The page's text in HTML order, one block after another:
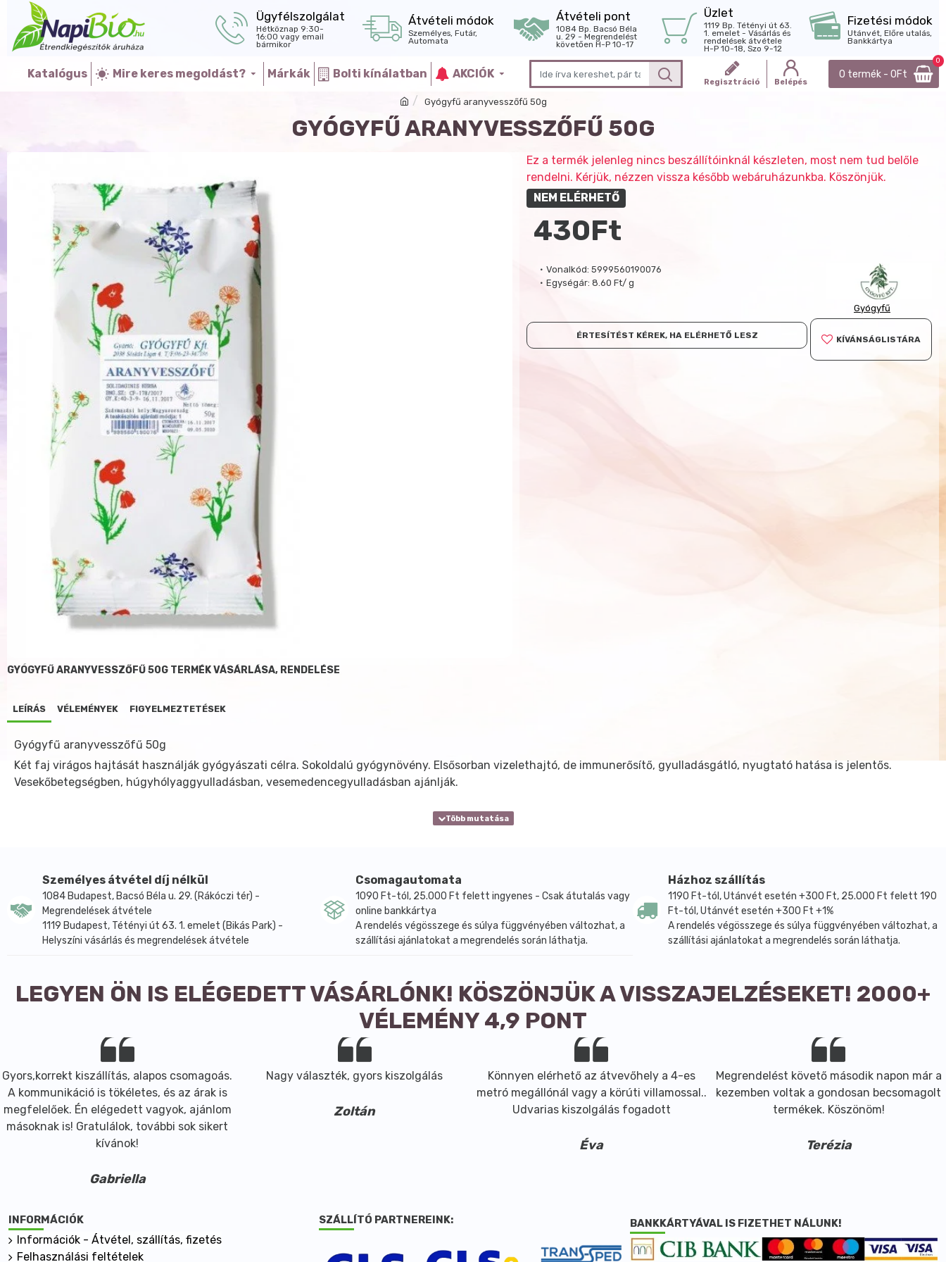
Ügyfélszolgálat
Hétköznap 9:30-
16:00 vagy email
bármikor
Átvételi módok
Személyes, Futár,
Automata
Átvételi pont
1084 Bp. Bacsó Béla
u. 29 - Megrendelést
követően H-P 10-17
Üzlet
1119 Bp. Tétényi út 63.
1. emelet - Vásárlás és
rendelések átvétele
H-P 10-18, Szo 9-12
Fizetési módok
Utánvét, Előre utalás,
Bankkártya
Katalógus Mire keres megoldást? Márkák Bolti kínálatban AKCIÓK
Regisztráció Belépés
0 termék - 0Ft
0
Gyógyfű aranyvesszőfű 50g
GYÓGYFŰ ARANYVESSZŐFŰ 50G
Ez a termék jelenleg nincs beszállítóinknál készleten, most nem tud belőle
rendelni. Kérjük, nézzen vissza később webáruházunkba. Köszönjük.
Vonalkód: 5999560190076
Egységár: 8.60 Ft/ g
Gyógyfű
NEM ELÉRHETŐ
430Ft
ÉRTESÍTÉST KÉREK, HA ELÉRHETŐ LESZ KÍVÁNSÁGLISTÁRA
GYÓGYFŰ ARANYVESSZŐFŰ 50G TERMÉK VÁSÁRLÁSA, RENDELÉSE
LEÍRÁS VÉLEMÉNYEK FIGYELMEZTETÉSEK
Gyógyfű aranyvesszőfű 50g
Két faj virágos hajtását használják gyógyászati célra. Sokoldalú gyógynövény. Elsősorban vizelethajtó, de immunerősítő, gyulladásgátló, nyugtató hatása is jelentős.
Vesekőbetegségben, húgyhólyaggyulladásban, vesemedencegyulladásban ajánlják.
Személyes átvétel díj nélkül
1084 Budapest, Bacsó Béla u. 29. (Rákóczi tér) -
Megrendelések átvétele
1119 Budapest, Tétényi út 63. 1. emelet (Bikás Park) -
Helyszíni vásárlás és megrendelések átvétele
Csomagautomata
1090 Ft-tól, 25.000 Ft felett ingyenes - Csak átutalás vagy
online bankkártya
A rendelés végösszege és súlya függvényében változhat, a
szállítási ajánlatokat a megrendelés során láthatja.
Házhoz szállítás
1190 Ft-tól, Utánvét esetén +300 Ft, 25.000 Ft felett 190
Ft-tól, Utánvét esetén +300 Ft +1%
A rendelés végösszege és súlya függvényében változhat, a
szállítási ajánlatokat a megrendelés során láthatja.
LEGYEN ÖN IS ELÉGEDETT VÁSÁRLÓNK! KÖSZÖNJÜK A VISSZAJELZÉSEKET! 2000+
VÉLEMÉNY 4,9 PONT
Gyors,korrekt kiszállítás, alapos csomagoás.
A kommunikáció is tökéletes, és az árak is
megfelelőek. Én elégedett vagyok, ajánlom
másoknak is! Gratulálok, további sok sikert
kívánok!
Gabriella
Nagy választék, gyors kiszolgálás
Zoltán
Könnyen elérhető az átvevőhely a 4-es
metró megállónál vagy a körúti villamossal..
Udvarias kiszolgálás fogadott
Éva
Megrendelést követő második napon már a
kezemben voltak a gondosan becsomagolt
termékek. Köszönöm!
Terézia
INFORMÁCIÓK
Információk - Átvétel, szállítás, fizetés
Felhasználási feltételek
SZÁLLÍTÓ PARTNEREINK: BANKKÁRTYÁVAL IS FIZETHET NÁLUNK!